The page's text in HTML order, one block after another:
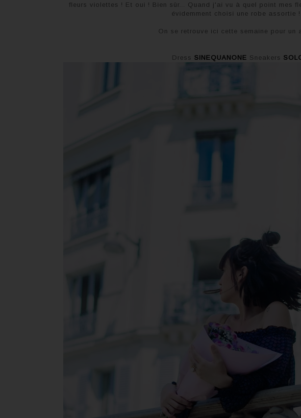
fleurs violettes ! Et oui ! Bien sûr... Quand j'ai vu à quel point mes
évidemment choisi une robe assortie !
On se retrouve ici cette semaine pour un
Dress SINEQUANONE Sneakers